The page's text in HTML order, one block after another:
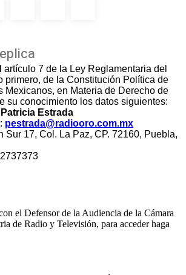
artículo 7 de la Ley Reglamentaria del
primero, de la Constitución Política de
Mexicanos, en Materia de Derecho de
su conocimiento los datos siguientes:
Patricia Estrada
pestrada@radiooro.com.mx
Sur 17, Col. La Paz, CP. 72160, Puebla,
el Defensor de la Audiencia de la Cámara
de Radio y Televisión, para acceder haga